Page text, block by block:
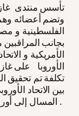
وتضم أعضائه
الفلسطينية و
بجانب
الأمريكية و
الأوروبا على
بين الاتحاد
المسال إلى أوروبا مع دمج غاز اسرائيل الى سلاسل التوريد .